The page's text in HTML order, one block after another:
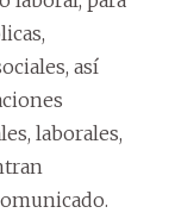
así
laborales,